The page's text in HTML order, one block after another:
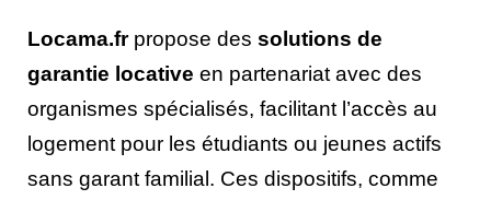
Locama.frpropose des solutions de
garantie locative en partenariat avec des
organismes spécialisés, facilitant l’accès au
logement pour les étudiants ou jeunes actifs
sans garant familial. Ces dispositifs, comme